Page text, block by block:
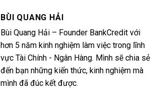
BÙI QUANG HẢI
Bùi Quang Hải – Founder BankCredit với
hơn 5 năm kinh nghiệm làm việc trong lĩnh
vực Tài Chính - Ngân Hàng. Mình sẽ chia sẻ
đến bạn những kiến thức, kinh nghiệm mà
mình đã đúc kết được.